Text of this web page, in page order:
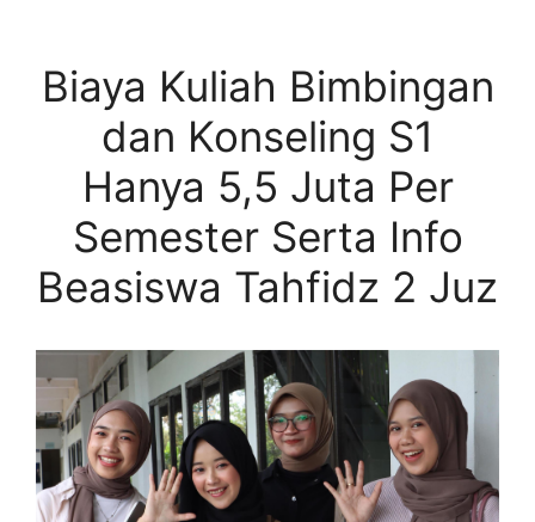
Biaya Kuliah Bimbingan
dan Konseling S1
Hanya 5,5 Juta Per
Semester Serta Info
Beasiswa Tahfidz 2 Juz